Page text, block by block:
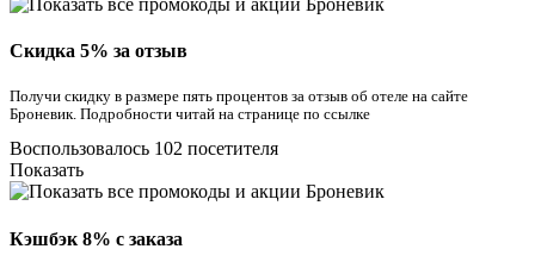
Скидка 5% за отзыв
Получи скидку в размере пять процентов за отзыв об отеле на сайте
Броневик. Подробности читай на странице по ссылке
Воспользовалось 102 посетителя
Показать
Кэшбэк 8% с заказа